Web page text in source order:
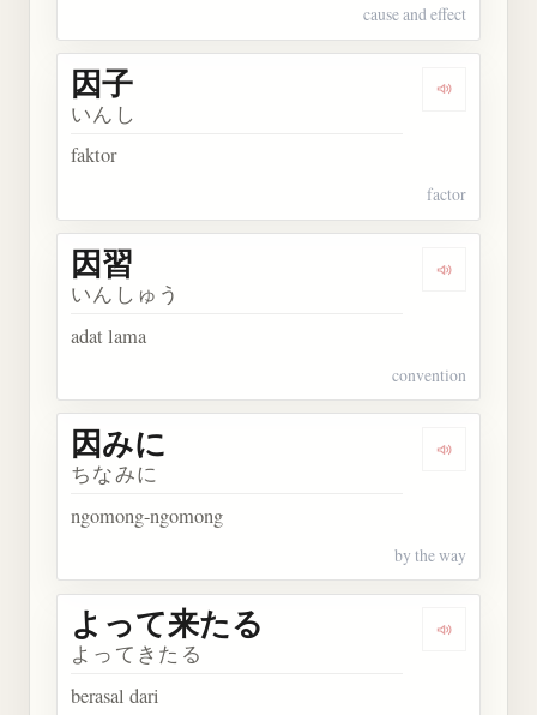
cause and effect
Dengarkan
因子
いんし
faktor
factor
Dengarkan
因習
いんしゅう
adat lama
convention
Dengarkan
因みに
ちなみに
ngomong-ngomong
by the way
Dengarkan
よって来たる
よってきたる
berasal dari